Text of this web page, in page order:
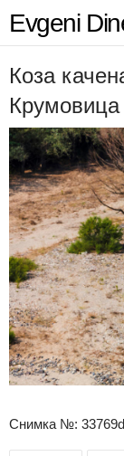
Evgeni
Коза
Крумовица
Снимка №: